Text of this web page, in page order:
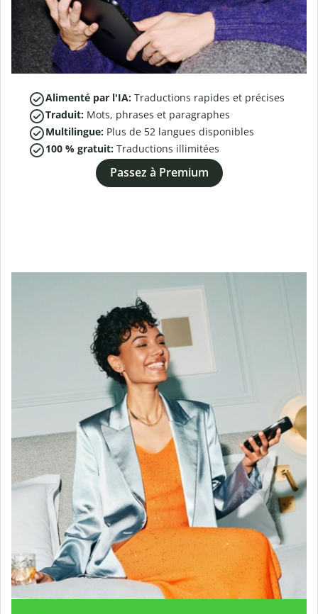
Alimenté par l'IA: Traductions rapides et précises
Traduit: Mots, phrases et paragraphes
Multilingue: Plus de 52 langues disponibles
100 % gratuit: Traductions illimitées
Passez à Premium